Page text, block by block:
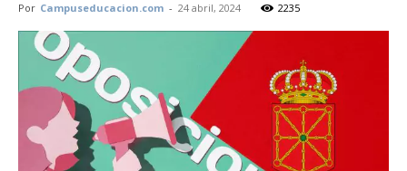
Por Campuseducacion.com - 24 abril, 2024 2235